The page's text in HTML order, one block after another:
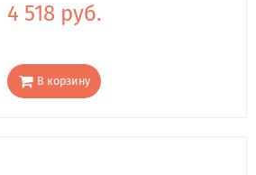
4 518 руб.
В корзину